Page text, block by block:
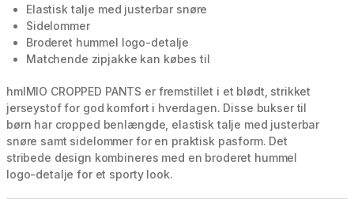
Elastisk talje med justerbar snøre
Sidelommer
Broderet hummel logo-detalje
Matchende zipjakke kan købes til
hmlMIO CROPPED PANTS er fremstillet i et blødt, strikket
jerseystof for god komfort i hverdagen. Disse bukser til
børn har cropped benlængde, elastisk talje med justerbar
snøre samt sidelommer for en praktisk pasform. Det
stribede design kombineres med en broderet hummel
logo-detalje for et sporty look.